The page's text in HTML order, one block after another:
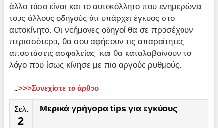
άλλο τόσο είναι και το αυτοκόλλητο που ενημερώνει
τους άλλους οδηγούς ότι υπάρχει έγκυος στο
αυτοκίνητο. Οι νοήμονες οδηγοί θα σε προσέχουν
περισσότερο, θα σου αφήσουν τις απαραίτητες
αποστάσεις ασφαλείας και θα καταλαβαίνουν το
λόγο που ίσως κίνησε με πιο αργούς ρυθμούς.
...>>>Συνεχίστε το άρθρο
Σελ.
2
Μερικά γρήγορα tips για εγκύους